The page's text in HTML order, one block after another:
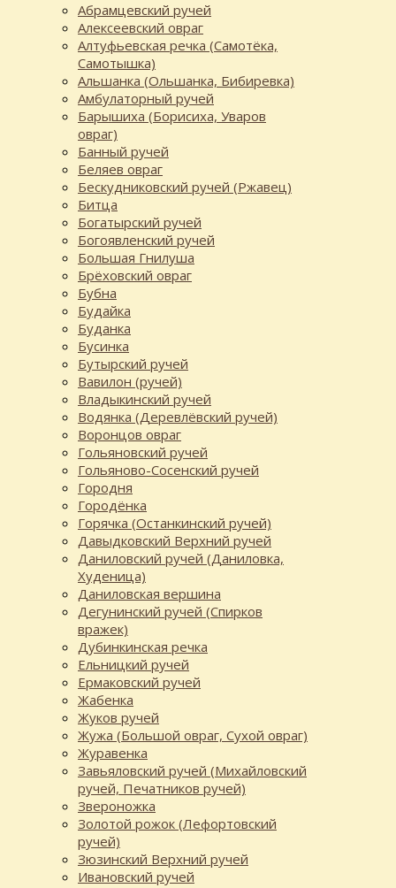
Абрамцевский ручей
Алексеевский овраг
Алтуфьевская речка (Самотёка,
Самотышка)
Альшанка (Ольшанка, Бибиревка)
Амбулаторный ручей
Барышиха (Борисиха, Уваров
овраг)
Банный ручей
Беляев овраг
Бескудниковский ручей (Ржавец)
Битца
Богатырский ручей
Богоявленский ручей
Большая Гнилуша
Брёховский овраг
Бубна
Будайка
Буданка
Бусинка
Бутырский ручей
Вавилон (ручей)
Владыкинский ручей
Водянка (Деревлёвский ручей)
Воронцов овраг
Гольяновский ручей
Гольяново-Сосенский ручей
Городня
Городёнка
Горячка (Останкинский ручей)
Давыдковский Верхний ручей
Даниловский ручей (Даниловка,
Худеница)
Даниловская вершина
Дегунинский ручей (Спирков
вражек)
Дубинкинская речка
Ельницкий ручей
Ермаковский ручей
Жабенка
Жуков ручей
Жужа (Большой овраг, Сухой овраг)
Журавенка
Завьяловский ручей (Михайловский
ручей, Печатников ручей)
Звероножка
Золотой рожок (Лефортовский
ручей)
Зюзинский Верхний ручей
Ивановский ручей